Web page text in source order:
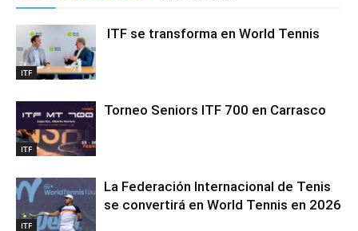
ITF
ITF se transforma en World Tennis
ITF
Torneo Seniors ITF 700 en Carrasco
ITF
La Federación Internacional de Tenis
se convertirá en World Tennis en 2026